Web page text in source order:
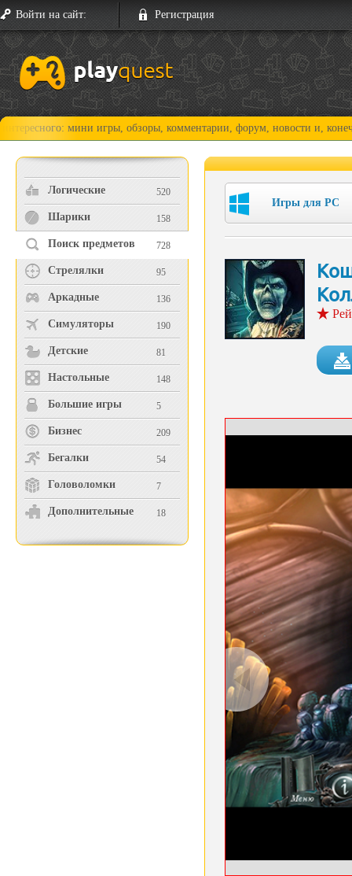
Войти на сайт: Регистрация
мини игры, обзоры, комментарии, форум, новости и, конечно,
Логические 520
Шарики 158
Поиск предметов 728
Стрелялки 95
Аркадные 136
Симуляторы 190
Детские 81
Настольные 148
Большие игры 5
Бизнес 209
Бегалки 54
Головоломки 7
Дополнительные 18
Игры для PC